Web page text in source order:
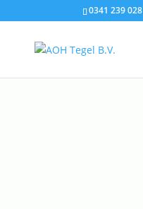
0341 239 028